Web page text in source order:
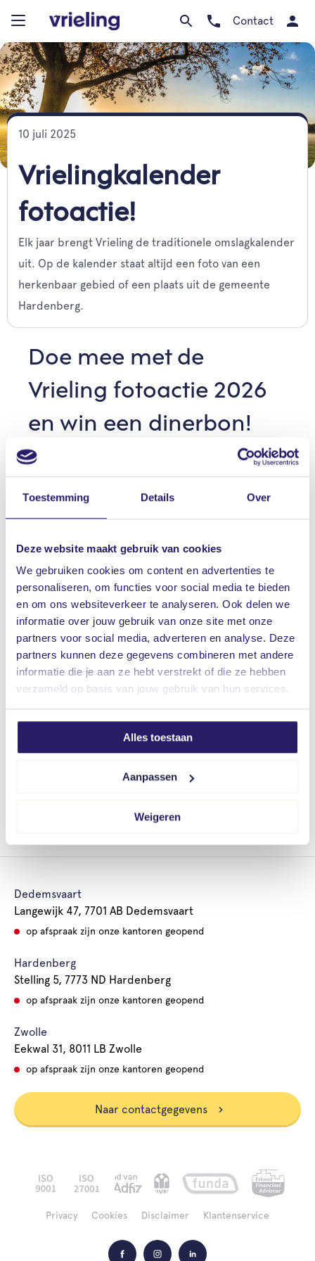
Toestemming Details Over
Deze website maakt gebruik van cookies
We gebruiken cookies om content en advertenties te
personaliseren, om functies voor social media te bieden
en om ons websiteverkeer te analyseren. Ook delen we
informatie over jouw gebruik van onze site met onze
partners voor social media, adverteren en analyse. Deze
partners kunnen deze gegevens combineren met andere
informatie die je aan ze hebt verstrekt of die ze hebben
verzameld op basis van jouw gebruik van hun services.
Alles toestaan
Aanpassen
Weigeren
Contact
10 juli 2025
Vrielingkalender
fotoactie!
Elk jaar brengt Vrieling de traditionele omslagkalender
uit. Op de kalender staat altijd een foto van een
herkenbaar gebied of een plaats uit de gemeente
Hardenberg.
Doe mee met de
Vrieling fotoactie 2026
en win een dinerbon!
Heb jij een mooie foto voor onze kalender voor
marketing@vrieling.nl
Het moet duidelijk herkenbaar zijn dat de foto
gemaakt is in de gemeente Hardenberg. Het moet
een liggend formaat zijn met de verhouding 15 x 25
cm en een hoge resolutie (bijvoorbeeld 300 dpi).
Inzenden:
Deelnemers mogen maximaal 2 foto's inzenden.
Gewonnen foto's:
Bekijk hier de gewonnen foto's van de laatste 5
hieronder te klikken.
Dedemsvaart
Langewijk 47, 7701 AB Dedemsvaart
op afspraak zijn onze kantoren geopend
Hardenberg
Stelling 5, 7773 ND Hardenberg
op afspraak zijn onze kantoren geopend
Zwolle
Eekwal 31, 8011 LB Zwolle
op afspraak zijn onze kantoren geopend
Naar contactgegevens
Privacy Cookies Disclaimer Klantenservice